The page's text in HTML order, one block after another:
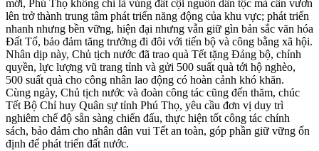
mới, Phú Thọ không chỉ là vùng đất cội nguồn dân tộc mà cần vươn
lên trở thành trung tâm phát triển năng động của khu vực; phát triển
nhanh nhưng bền vững, hiện đại nhưng vẫn giữ gìn bản sắc văn hóa
Đất Tổ, bảo đảm tăng trưởng đi đôi với tiến bộ và công bằng xã hội.
Nhân dịp này, Chủ tịch nước đã trao quà Tết tặng Đảng bộ, chính
quyền, lực lượng vũ trang tỉnh và gửi 500 suất quà tới hộ nghèo,
500 suất quà cho công nhân lao động có hoàn cảnh khó khăn.
Cùng ngày, Chủ tịch nước và đoàn công tác cũng đến thăm, chúc
Tết Bộ Chỉ huy Quân sự tỉnh Phú Thọ, yêu cầu đơn vị duy trì
nghiêm chế độ sẵn sàng chiến đấu, thực hiện tốt công tác chính
sách, bảo đảm cho nhân dân vui Tết an toàn, góp phần giữ vững ổn
định để phát triển đất nước.